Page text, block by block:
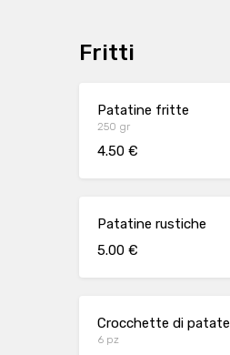
Fritti
Patatine fritte
250 gr
4.50 €
Patatine rustiche
5.00 €
Crocchette di patate
6 pz